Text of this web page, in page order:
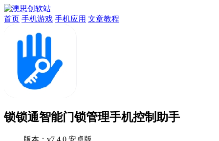
首页 手机游戏 手机应用 文章教程
锁锁通智能门锁管理手机控制助手
版本： v7.4.0 安卓版